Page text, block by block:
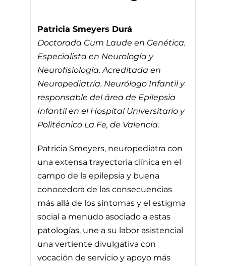
Patricia Smeyers Durá
Doctorada Cum Laude en Genética.
Especialista en Neurología y
Neurofisiología. Acreditada en
Neuropediatría. Neurólogo Infantil y
responsable del área de Epilepsia
Infantil en el Hospital Universitario y
Politécnico La Fe, de Valencia.
Patricia Smeyers, neuropediatra con
una extensa trayectoria clínica en el
campo de la epilepsia y buena
conocedora de las consecuencias
más allá de los síntomas y el estigma
social a menudo asociado a estas
patologías, une a su labor asistencial
una vertiente divulgativa con
vocación de servicio y apoyo más